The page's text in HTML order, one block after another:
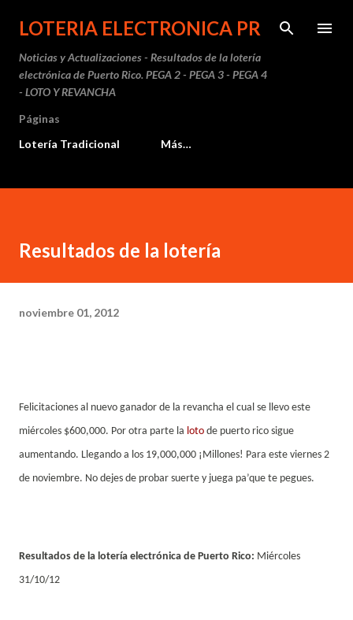
Ir al contenido principal
LOTERIA ELECTRONICA PR
Noticias y Actualizaciones - Resultados de la lotería
electrónica de Puerto Rico. PEGA 2 - PEGA 3 - PEGA 4
- LOTO Y REVANCHA
Páginas
Lotería Tradicional
Más…
Resultados de la lotería
noviembre 01, 2012
Felicitaciones al nuevo ganador de la revancha el cual se llevo este
miércoles $600,000. Por otra parte la loto de puerto rico sigue
aumentando. Llegando a los 19,000,000 ¡Millones! Para este viernes 2
de noviembre. No dejes de probar suerte y juega pa’que te pegues.
Resultados de la lotería electrónica de Puerto Rico: Miércoles
31/10/12